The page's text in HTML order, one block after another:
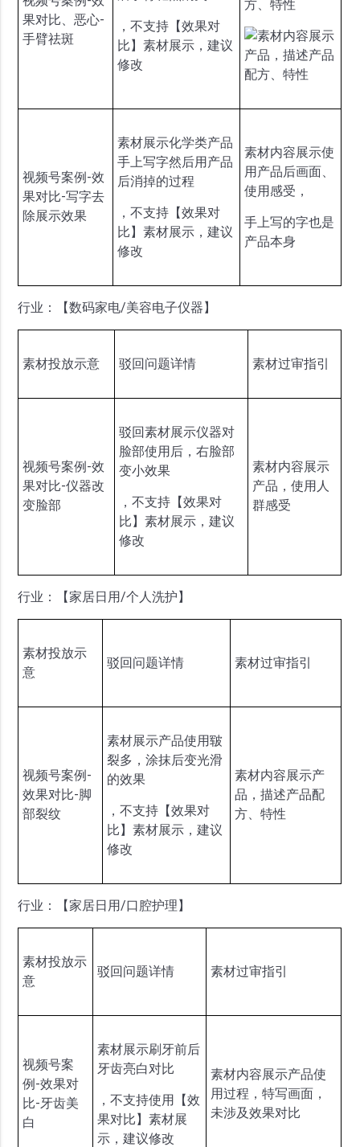
果对比、恶心-
手臂祛斑
，不支持【效果对
比】素材展示，建议
修改
方、特性
视频号案例-效
果对比-写字去
除展示效果
素材展示化学类产品
手上写字然后用产品
后消掉的过程
，不支持【效果对
比】素材展示，建议
修改
素材内容展示使
用产品后画面、
使用感受，
手上写的字也是
产品本身
行业：【数码家电/美容电子仪器】
素材投放示意 驳回问题详情 素材过审指引
视频号案例-效
果对比-仪器改
变脸部
驳回素材展示仪器对
脸部使用后，右脸部
变小效果
，不支持【效果对
比】素材展示，建议
修改
素材内容展示
产品，使用人
群感受
行业：【家居日用/个人洗护】
素材投放示
意
驳回问题详情 素材过审指引
视频号案例-
效果对比-脚
部裂纹
素材展示产品使用皲
裂多，涂抹后变光滑
的效果
，不支持【效果对
比】素材展示，建议
修改
素材内容展示产
品，描述产品配
方、特性
行业：【家居日用/口腔护理】
素材投放示
意
驳回问题详情 素材过审指引
视频号案
例-效果对
比-牙齿美
白
素材展示刷牙前后
牙齿亮白对比
，不支持使用【效
果对比】素材展
示，建议修改
素材内容展示产品使
用过程，特写画面，
未涉及效果对比